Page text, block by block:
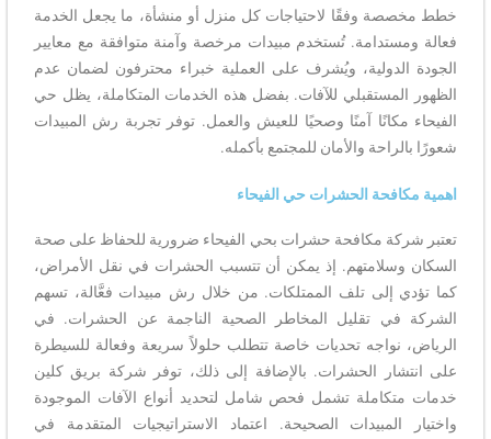
خطط مخصصة وفقًا لاحتياجات كل منزل أو منشأة، ما يجعل الخدمة
فعالة ومستدامة. تُستخدم مبيدات مرخصة وآمنة متوافقة مع معايير
الجودة الدولية، ويُشرف على العملية خبراء محترفون لضمان عدم
الظهور المستقبلي للآفات. بفضل هذه الخدمات المتكاملة، يظل حي
الفيحاء مكانًا آمنًا وصحيًا للعيش والعمل. توفر تجربة رش المبيدات
شعورًا بالراحة والأمان للمجتمع بأكمله.
اهمية مكافحة الحشرات حي الفيحاء
تعتبر شركة مكافحة حشرات بحي الفيحاء ضرورية للحفاظ على صحة
السكان وسلامتهم. إذ يمكن أن تتسبب الحشرات في نقل الأمراض،
كما تؤدي إلى تلف الممتلكات. من خلال رش مبيدات فعَّالة، تسهم
الشركة في تقليل المخاطر الصحية الناجمة عن الحشرات. في
الرياض، نواجه تحديات خاصة تتطلب حلولاً سريعة وفعالة للسيطرة
على انتشار الحشرات. بالإضافة إلى ذلك، توفر شركة بريق كلين
خدمات متكاملة تشمل فحص شامل لتحديد أنواع الآفات الموجودة
واختيار المبيدات الصحيحة. اعتماد الاستراتيجيات المتقدمة في